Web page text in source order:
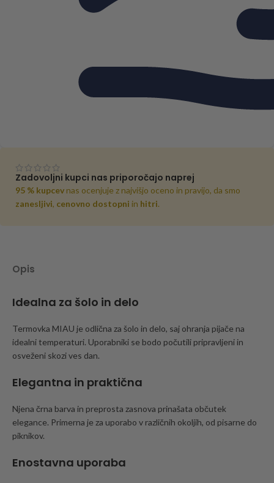
Zadovoljni kupci nas priporočajo naprej
95 % kupcev nas ocenjuje z najvišjo oceno in pravijo, da smo
zanesljivi, cenovno dostopni in hitri.
Opis
Idealna za šolo in delo
Termovka MIAU je odlična za šolo in delo, saj ohranja pijače na
idealni temperaturi. Uporabniki se bodo počutili pripravljeni in
osveženi skozi ves dan.
Elegantna in praktična
Njena črna barva in preprosta zasnova prinašata občutek
elegance. Primerna je za uporabo v različnih okoljih, od pisarne do
piknikov.
Enostavna uporaba